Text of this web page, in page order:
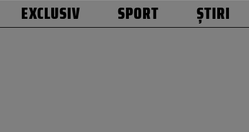
EXCLUSIV SPORT ȘTIRI